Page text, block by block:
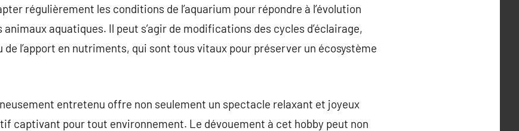
régulièrement les conditions de l’aquarium pour répondre à l’évolution
aquatiques. Il peut s’agir de modifications des cycles d’éclairage,
l’apport en nutriments, qui sont tous vitaux pour préserver un écosystème
entretenu offre non seulement un spectacle relaxant et joyeux
captivant pour tout environnement. Le dévouement à cet hobby peut non